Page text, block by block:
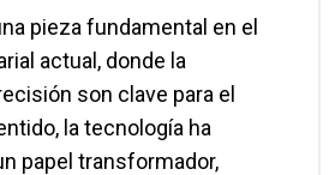
pieza fundamental en el
actual, donde la
son clave para el
la tecnología ha
papel transformador,